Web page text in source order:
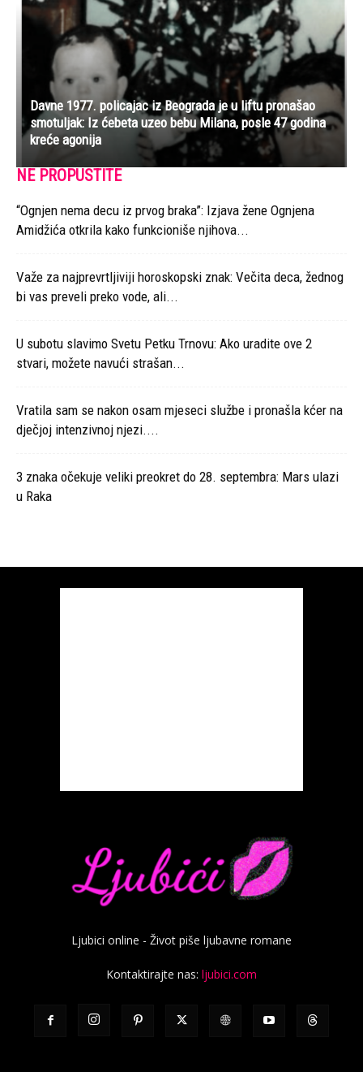
Davne 1977. policajac iz Beograda je u liftu pronašao
smotuljak: Iz ćebeta uzeo bebu Milana, posle 47 godina
kreće agonija
NE PROPUSTITE
“Ognjen nema decu iz prvog braka”: Izjava žene Ognjena
Amidžića otkrila kako funkcioniše njihova...
Važe za najprevrtljiviji horoskopski znak: Večita deca, žednog
bi vas preveli preko vode, ali...
U subotu slavimo Svetu Petku Trnovu: Ako uradite ove 2
stvari, možete navući strašan...
Vratila sam se nakon osam mjeseci službe i pronašla kćer na
dječjoj intenzivnoj njezi....
3 znaka očekuje veliki preokret do 28. septembra: Mars ulazi
u Raka
Ljubici online - Život piše ljubavne romane
Kontaktirajte nas: ljubici.com